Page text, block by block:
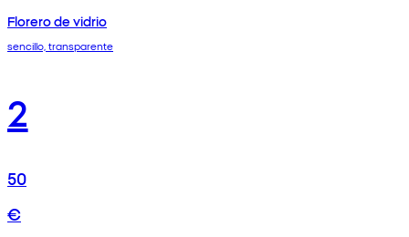
Florero de vidrio
sencillo, transparente
2
50
€